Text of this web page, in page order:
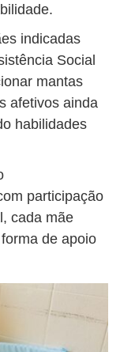
indicadas
Social
mantas
afetivos ainda
habilidades
participação
cada mãe
de apoio